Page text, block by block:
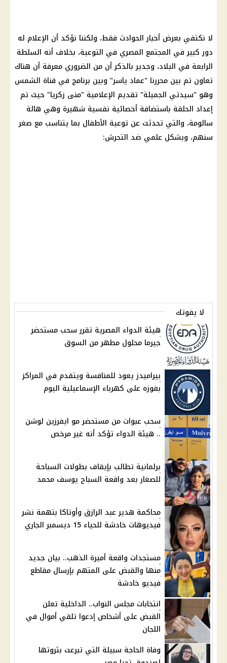
لا نكتفي بعرض أخبار الحوادث فقط، ولكننا نؤكد أن الإعلام له
دور كبير في المجتمع المصري في التوعية، بخلاف أنه السلطة
الرابعة في البلاد، وجدير بالذكر أن من الضروري معرفة أن هناك
تعاون تم بين محررنا "عماد ياسر" وبين برنامج في قناة الشمس
وهو "سيدتي الجميلة" تقديم الإعلامية "منى زكريا" حيث تم
إعداد الحلقة باستضافة أخصائية نفسية شهيرة وهي هالة
سالومة، والتي تحدثت عن توعية الأطفال بما يتناسب مع صغر
سنهم، وبشكل علمي ضد التحرش:
لا يفوتك
هيئة الدواء المصرية تقرر سحب مستحضر
جيرما محلول مطهر من السوق
بيراميدز يعود للمنافسة ويتقدم في المراكز
بفوزه على كهرباء الإسماعيلية اليوم
سحب عبوات من مستحضر مو ايفرزين لوشن
.. هيئة الدواء تؤكد أنه غير مرخص
برلمانية تطالب بإيقاف بطولات السباحة
للصغار بعد واقعة السباح يوسف محمد
محاكمة هدير عبد الرازق وأوتاكا بتهمة نشر
فيديوهات خادشة للحياء 15 ديسمبر الجاري
مستجدات واقعة أميرة الذهب.. بيان جديد
منها والقبض على المتهم بإرسال مقاطع
فيديو خادشة
انتخابات مجلس النواب.. الداخلية تعلن
القبض على أشخاص إدعوا تلقي أموال في
اللجان
وفاة الحاجة سبيلة التي تبرعت بثروتها